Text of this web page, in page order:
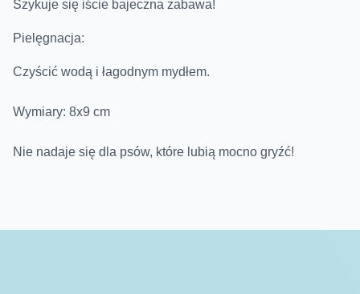
Szykuje się iście bajeczna zabawa!
Pielęgnacja:
Czyścić wodą i łagodnym mydłem.
Wymiary: 8x9 cm
Nie nadaje się dla psów, które lubią mocno gryźć!